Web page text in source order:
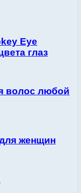
Eye
глаз
волос любой
женщин